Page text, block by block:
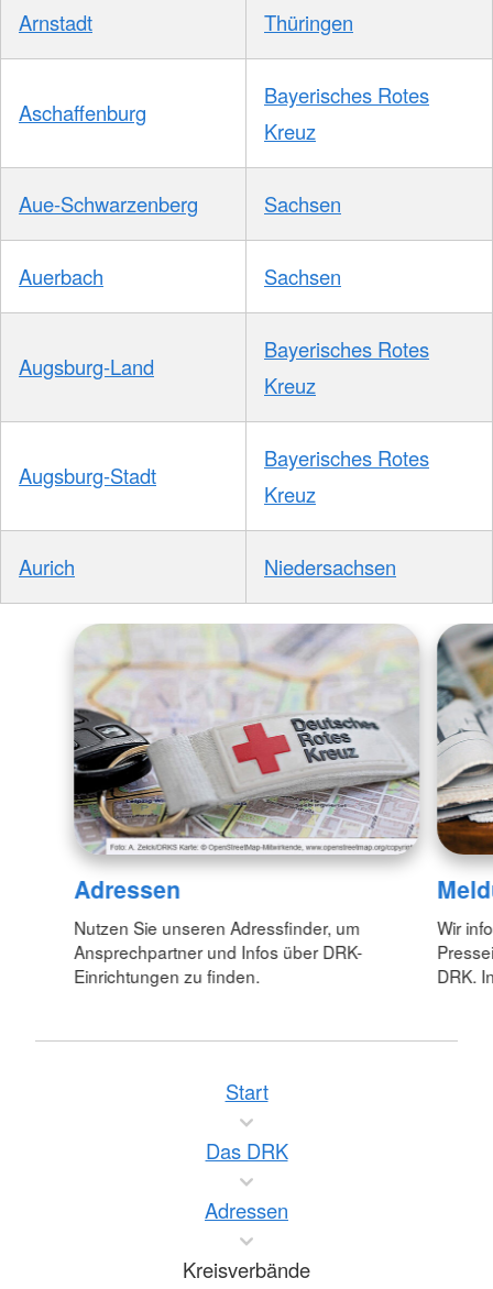
Arnstadt Thüringen
Aschaffenburg
Bayerisches Rotes
Kreuz
Aue-Schwarzenberg Sachsen
Auerbach Sachsen
Augsburg-Land
Bayerisches Rotes
Kreuz
Augsburg-Stadt
Bayerisches Rotes
Kreuz
Aurich Niedersachsen
Adressen
Nutzen Sie unseren Adressfinder, um
Ansprechpartner und Infos über DRK-
Einrichtungen zu finden.
Wir
DRK.
Start
Das DRK
Adressen
Kreisverbände